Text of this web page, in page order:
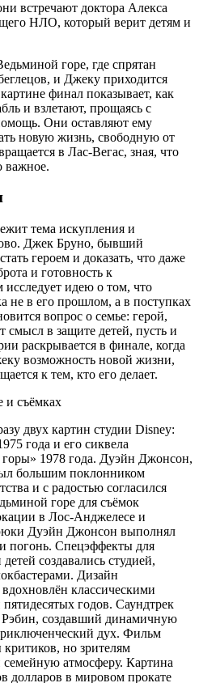
встречают доктора Алекса
НЛО, который верит детям и
горе, где спрятан
и Джеку приходится
финал показывает, как
и взлетают, прощаясь с
Они оставляют ему
новую жизнь, свободную от
в Лас-Вегас, зная, что
важное.
тема искупления и
Джек Бруно, бывший
героем и доказать, что даже
и готовность к
идею о том, что
не в его прошлом, а в поступках
вопрос о семье: герой,
смысл в защите детей, пусть и
раскрывается в финале, когда
возможность новой жизни,
к тем, кто его делает.
и съёмках
двух картин студии Disney:
года и его сиквела
1978 года. Дуэйн Джонсон,
большим поклонником
и с радостью согласился
горе для съёмок
в Лос-Анджелесе и
Дуэйн Джонсон выполнял
погонь. Спецэффекты для
создавались студией,
Дизайн
классическими
годов. Саундтрек
Рэбин, создавший динамичную
дух. Фильм
но зрителям
семейную атмосферу. Картина
долларов в мировом прокате